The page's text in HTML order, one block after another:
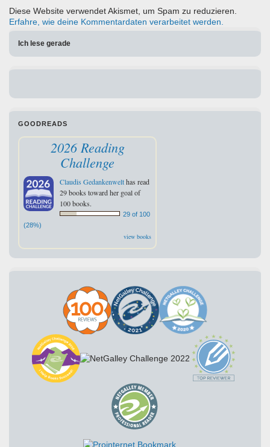
Diese Website verwendet Akismet, um Spam zu reduzieren.
Erfahre, wie deine Kommentardaten verarbeitet werden.
Ich lese gerade
GOODREADS
2026 Reading
Challenge
Claudis Gedankenwelthas read
29 books toward her goal of
100 books.
29 of 100
(28%)
view books